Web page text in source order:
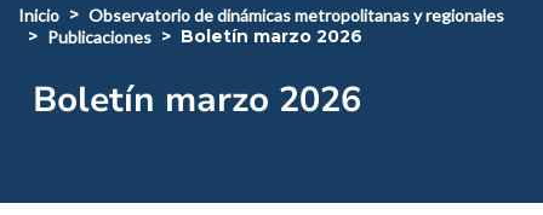
inicio
observatorio de dinámicas metropolitanas y regionales
publicaciones
boletín marzo 2026
Boletín marzo 2026